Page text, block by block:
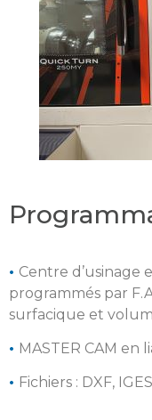
• Centre d’usinage
programmés par
surfacique et
• MASTER CAM en
• Fichiers : DXF,